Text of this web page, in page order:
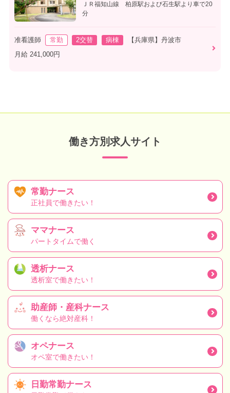
ＪＲ福知山線 柏原駅および石生駅より車で20
分
准看護師 常勤 2交替 病棟
【兵庫県】丹波市
月給 241,000円
働き方別求人サイト
常勤ナース
正社員で働きたい！
ママナース
パートタイムで働く
透析ナース
透析室で働きたい！
助産師・産科ナース
働くなら絶対産科！
オペナース
オペ室で働きたい！
日勤常勤ナース